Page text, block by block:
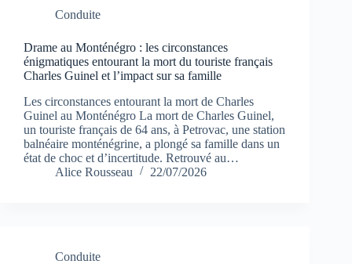
Conduite
Drame au Monténégro : les circonstances
énigmatiques entourant la mort du touriste français
Charles Guinel et l’impact sur sa famille
Les circonstances entourant la mort de Charles
Guinel au Monténégro La mort de Charles Guinel,
un touriste français de 64 ans, à Petrovac, une station
balnéaire monténégrine, a plongé sa famille dans un
état de choc et d’incertitude. Retrouvé au…
Alice Rousseau
22/07/2026
Conduite